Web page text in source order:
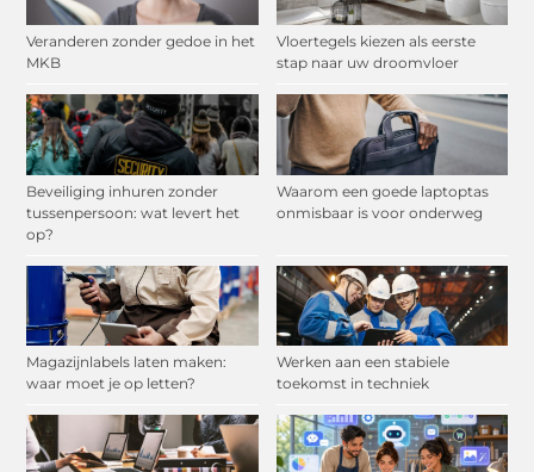
Veranderen zonder gedoe in het
MKB
Vloertegels kiezen als eerste
stap naar uw droomvloer
Beveiliging inhuren zonder
tussenpersoon: wat levert het
op?
Waarom een goede laptoptas
onmisbaar is voor onderweg
Magazijnlabels laten maken:
waar moet je op letten?
Werken aan een stabiele
toekomst in techniek